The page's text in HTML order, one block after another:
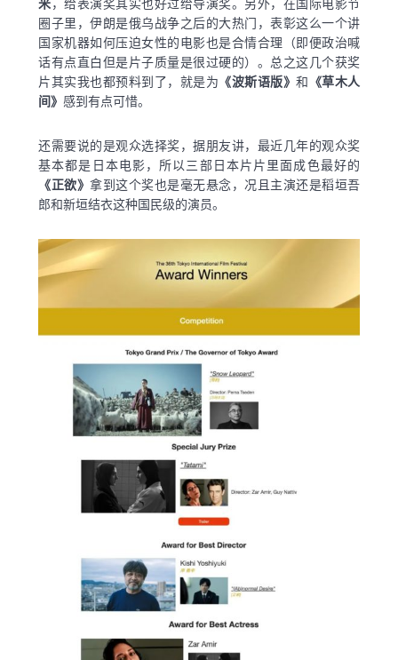
米，给表演奖其实也好过给导演奖。另外，在国际电影节
圈子里，伊朗是俄乌战争之后的大热门，表彰这么一个讲
国家机器如何压迫女性的电影也是合情合理（即便政治喊
话有点直白但是片子质量是很过硬的）。总之这几个获奖
片其实我也都预料到了，就是为 《波斯语版》 和 《草木人
间》 感到有点可惜。
还需要说的是观众选择奖，据朋友讲，最近几年的观众奖
基本都是日本电影，所以三部日本片片里面成色最好的
《正欲》 拿到这个奖也是毫无悬念，况且主演还是稻垣吾
郎和新垣结衣这种国民级的演员。